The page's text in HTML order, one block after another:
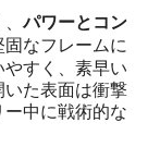
、パワーとコン
なフレームに
すく、素早い
た表面は衝撃
中に戦術的な